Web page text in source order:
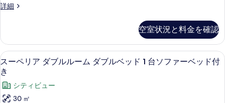
示
ー
ベ
ッ
ド
1
台
詳細
Privilege
ル
ー
ム
ク
イ
ー
ン
空室状況と料金を確認
ス
ー
ペ
リ
スーペリア ダブルルーム ダブルベ
9
スーペリア ダブルルーム ダブルベッド 1 台ソファーベッド付
き
シティビュー
30 ㎡